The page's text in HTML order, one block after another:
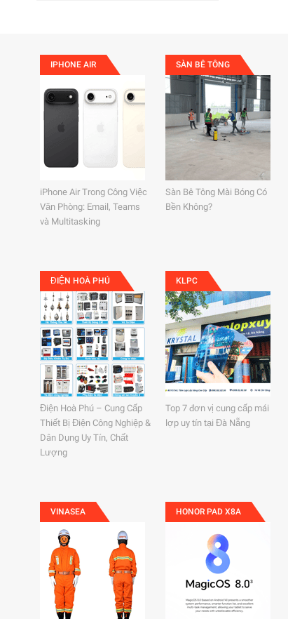
IPHONE AIR
iPhone Air Trong Công Việc
Văn Phòng: Email, Teams
và Multitasking
SÀN BÊ TÔNG
Sàn Bê Tông Mài Bóng Có
Bền Không?
ĐIỆN HOÀ PHÚ
Điện Hoà Phú – Cung Cấp
Thiết Bị Điện Công Nghiệp &
Dân Dụng Uy Tín, Chất
Lượng
KLPC
Top 7 đơn vị cung cấp mái
lợp uy tín tại Đà Nẵng
VINASEA HONOR PAD X8A